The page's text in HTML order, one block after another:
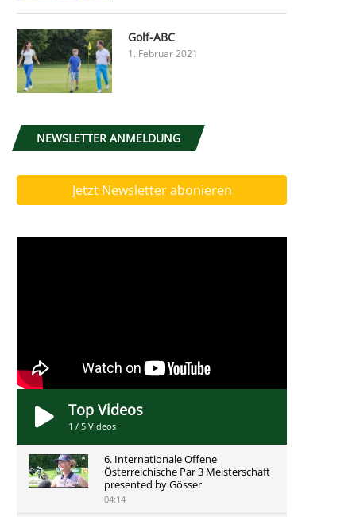
Golf-ABC
1. Februar 2021
NEWSLETTER ANMELDUNG
Jetzt Newsletter abonieren
Top Videos
1 / 5 Videos
6. Internationale Offene
Österreichische Par 3 Meisterschaft
presented by Gösser
04:14